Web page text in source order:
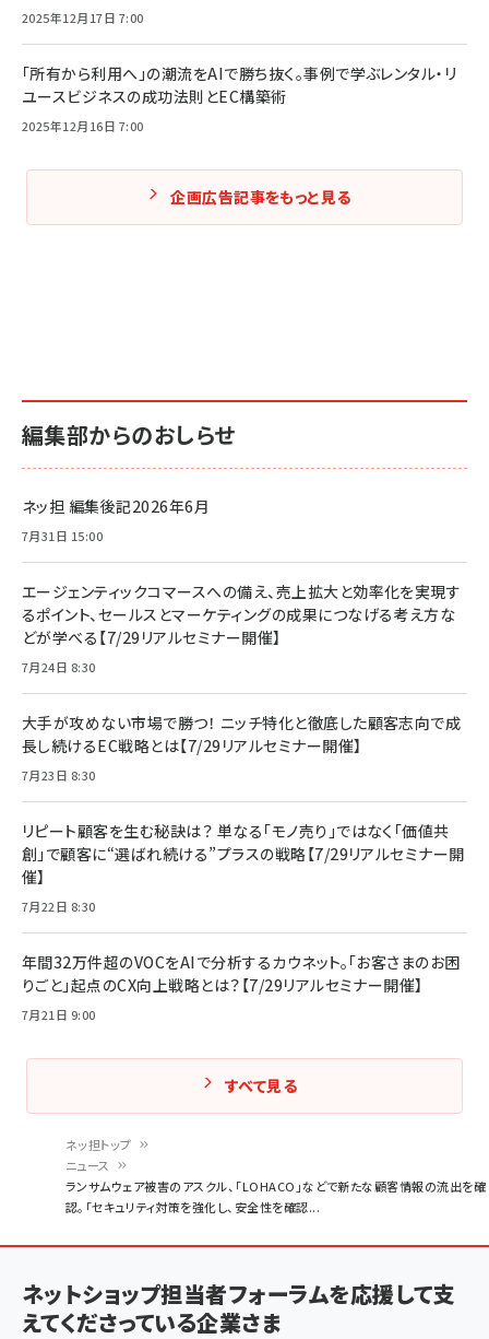
く
ず
ネッ担トップ
ニュース
ランサムウェア被害のアスクル、「LOHACO」などで新たな顧客情報の流出を確
認。「セキュリティ対策を強化し、安全性を確認...
2025年12月17日 7:00
「所有から利用へ」の潮流をAIで勝ち抜く。事例で学ぶレンタル・リ
ユースビジネスの成功法則とEC構築術
2025年12月16日 7:00
企画広告記事をもっと見る
編集部からのおしらせ
ネッ担 編集後記2026年6月
7月31日 15:00
エージェンティックコマースへの備え、売上拡大と効率化を実現す
るポイント、セールスとマーケティングの成果につなげる考え方な
どが学べる【7/29リアルセミナー開催】
7月24日 8:30
大手が攻めない市場で勝つ！ ニッチ特化と徹底した顧客志向で成
長し続けるEC戦略とは【7/29リアルセミナー開催】
7月23日 8:30
リピート顧客を生む秘訣は？ 単なる「モノ売り」ではなく「価値共
創」で顧客に“選ばれ続ける”プラスの戦略【7/29リアルセミナー開
催】
7月22日 8:30
年間32万件超のVOCをAIで分析するカウネット。「お客さまのお困
りごと」起点のCX向上戦略とは？【7/29リアルセミナー開催】
7月21日 9:00
すべて見る
ネットショップ担当者フォーラムを応援して支
えてくださっている企業さま